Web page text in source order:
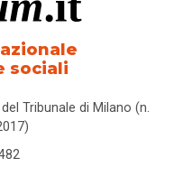
sociali
Tribunale di Milano (n.